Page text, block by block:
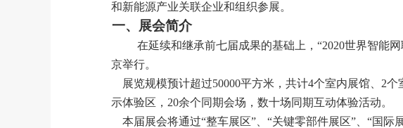
和新能源产业关联企业和组织参展。
一、展会简介
在延续和继承前七届成果的基础上， “2020世界智能
京举行。
展览规模预计超过50000平方米，共计4个室内展馆、2
示体验区，20余个同期会场，数十场同期互动体验活动。
本届展会将通过“整车展区”、“关键零部件展区”、“国际